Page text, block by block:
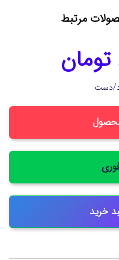
مرتبط
خرید